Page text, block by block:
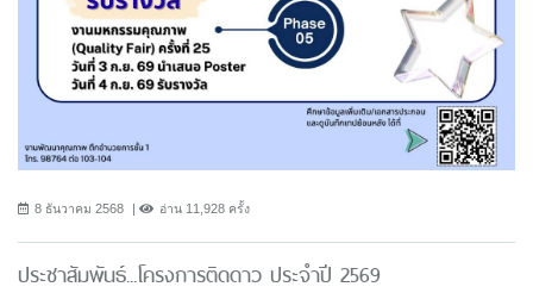
8 ธันวาคม 2568 อ่าน 11,928 ครั้ง
ประชาสัมพันธ์...โครงการติดดาว ประจำปี 2569